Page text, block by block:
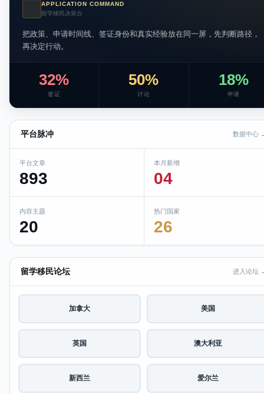
APPLICATION COMMAND
留学移民决策台
把政策、申请时间线、签证身份和真实经验放在同一屏，先判断路径，
再决定行动。
32%
签证
50%
讨论
18%
申请
平台脉冲 数据中心
平台文章
893
本月新增
04
内容主题
20
热门国家
26
留学移民论坛 进入论坛
加拿大 美国
英国 澳大利亚
新西兰 爱尔兰